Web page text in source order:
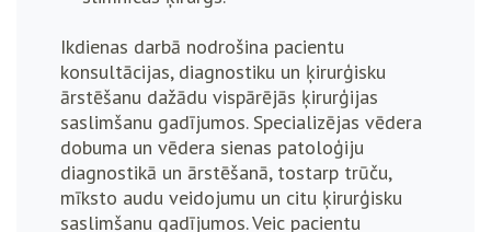
Ikdienas darbā nodrošina pacientu
konsultācijas, diagnostiku un ķirurģisku
ārstēšanu dažādu vispārējās ķirurģijas
saslimšanu gadījumos. Specializējas vēdera
dobuma un vēdera sienas patoloģiju
diagnostikā un ārstēšanā, tostarp trūču,
mīksto audu veidojumu un citu ķirurģisku
saslimšanu gadījumos. Veic pacientu